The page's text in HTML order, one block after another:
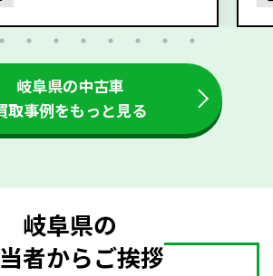
岐阜県の中古車
取事例をもっと見る
岐阜県の
者からご挨拶